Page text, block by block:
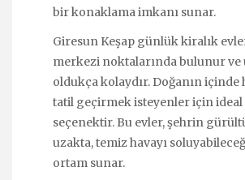
bir konaklama imkanı sunar.
Giresun Keşap günlük kiralık
merkezi noktalarında bulunur ve
oldukça kolaydır. Doğanın
tatil geçirmek isteyenler için
seçenektir. Bu evler, şehrin
uzakta, temiz havayı
ortam sunar.